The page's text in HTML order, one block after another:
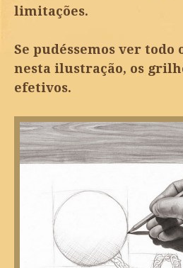
limitações.
Se pudéssemos ver todo
nesta ilustração, os
efetivos.